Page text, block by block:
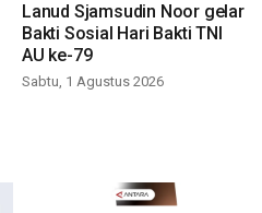
Lanud Sjamsudin Noor gelar
Bakti Sosial Hari Bakti TNI
AU ke-79
Sabtu, 1 Agustus 2026